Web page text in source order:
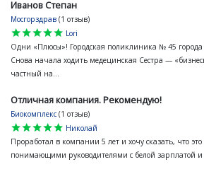
Иванов Степан
Мосгорздрав (1 отзыв)
star
star
star
star
star
Lori
Одни «Плюсы»! Городская поликлиника № 45 города
Снова начала ходить медецинская Сестра —
частный на...
Отличная компания. Рекомендую!
Биокомплекс (1 отзыв)
star
star
star
star
star
Николай
Проработал в компании 5 лет и хочу сказать, что
понимающими руководителями с белой зарплатой и